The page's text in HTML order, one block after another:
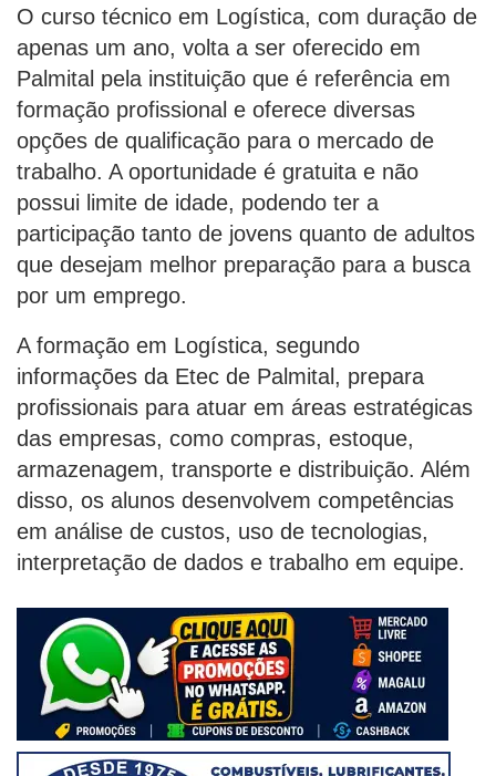
O curso técnico em Logística, com duração de
apenas um ano, volta a ser oferecido em
Palmital pela instituição que é referência em
formação profissional e oferece diversas
opções de qualificação para o mercado de
trabalho. A oportunidade é gratuita e não
possui limite de idade, podendo ter a
participação tanto de jovens quanto de adultos
que desejam melhor preparação para a busca
por um emprego.
A formação em Logística, segundo
informações da Etec de Palmital, prepara
profissionais para atuar em áreas estratégicas
das empresas, como compras, estoque,
armazenagem, transporte e distribuição. Além
disso, os alunos desenvolvem competências
em análise de custos, uso de tecnologias,
interpretação de dados e trabalho em equipe.